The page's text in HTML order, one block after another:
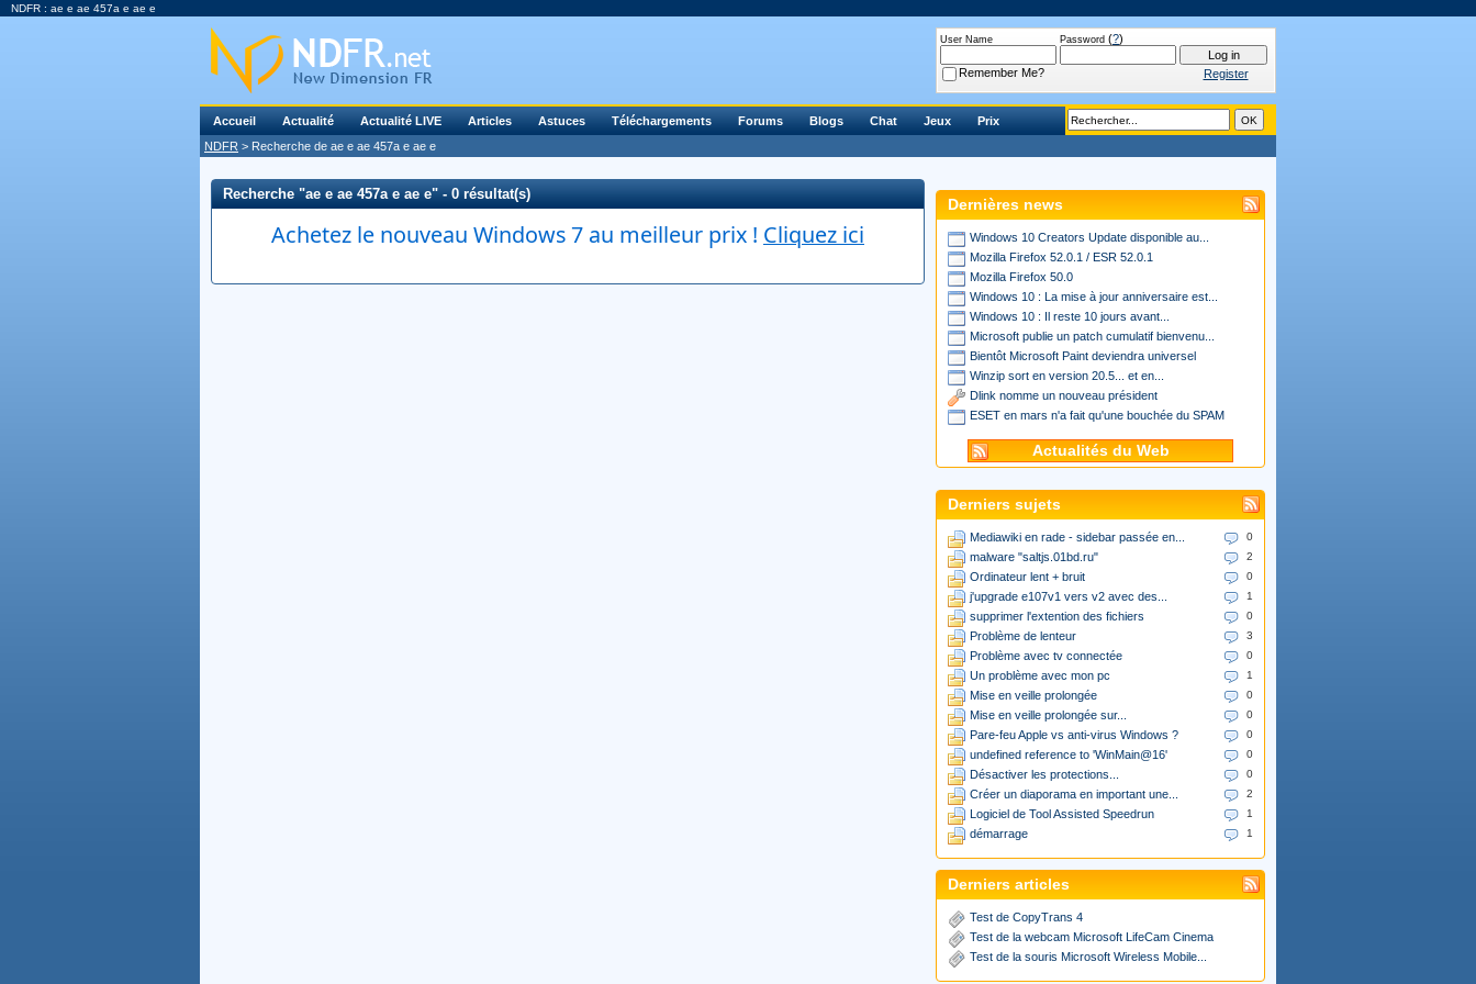
NDFR : ae e ae 457a e ae e
Accueil Actualité Actualité LIVE Articles Astuces Téléchargements Forums Blogs Chat Jeux
Prix
NDFR > Recherche de ae e ae 457a e ae e
User Name Password (?)
Remember Me? Register
Recherche "ae e ae 457a e ae e" - 0 résultat(s)
Achetez le nouveau Windows 7 au meilleur prix ! Cliquez ici
Dernières news
Windows 10 Creators Update disponible au...
Mozilla Firefox 52.0.1 / ESR 52.0.1
Mozilla Firefox 50.0
Windows 10 : La mise à jour anniversaire est...
Windows 10 : Il reste 10 jours avant...
Microsoft publie un patch cumulatif bienvenu...
Bientôt Microsoft Paint deviendra universel
Winzip sort en version 20.5... et en...
Dlink nomme un nouveau président
ESET en mars n'a fait qu'une bouchée du SPAM
Actualités du Web
Derniers sujets
0
Mediawiki en rade - sidebar passée en...
2
malware "saltjs.01bd.ru"
0
Ordinateur lent + bruit
1
j'upgrade e107v1 vers v2 avec des...
0
supprimer l'extention des fichiers
3
Problème de lenteur
0
Problème avec tv connectée
1
Un problème avec mon pc
0
Mise en veille prolongée
0
Mise en veille prolongée sur...
0
Pare-feu Apple vs anti-virus Windows ?
0
undefined reference to 'WinMain@16'
0
Désactiver les protections...
2
Créer un diaporama en important une...
1
Logiciel de Tool Assisted Speedrun
1
démarrage
Derniers articles
Test de CopyTrans 4
Test de la webcam Microsoft LifeCam Cinema
Test de la souris Microsoft Wireless Mobile...